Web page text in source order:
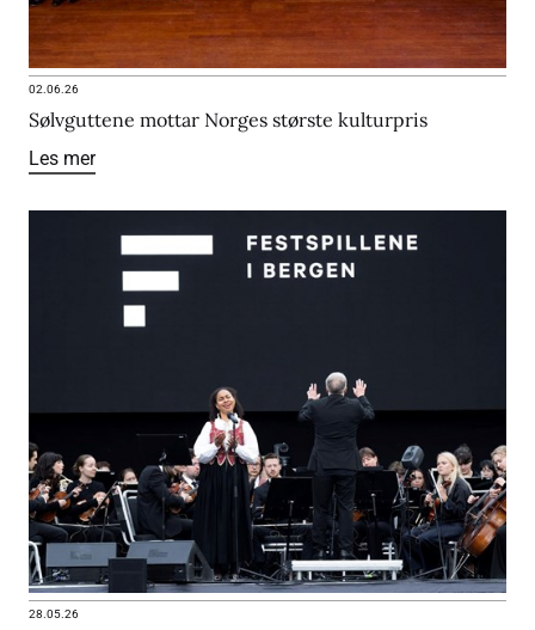
02.06.26
Sølvguttene mottar Norges største kulturpris
Les mer
28.05.26